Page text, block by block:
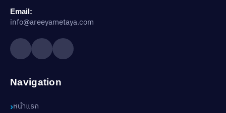
Email:
info@areeyametaya.com
Navigation
หน้าแรก